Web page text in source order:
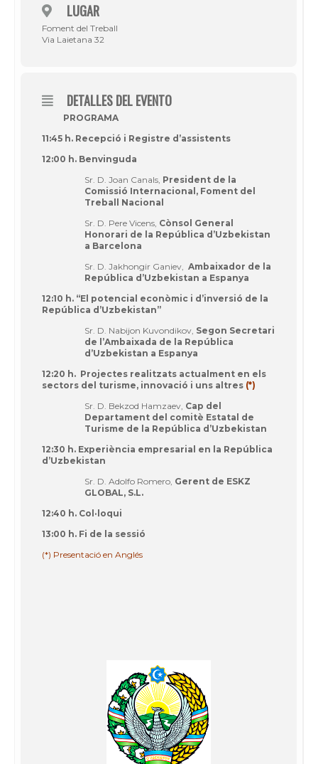
LUGAR
Foment del Treball
Via Laietana 32
DETALLES DEL EVENTO
PROGRAMA
11:45 h. Recepció i Registre d’assistents
12:00 h. Benvinguda
Sr. D. Joan Canals, President de la
Comissió Internacional, Foment del
Treball Nacional
Sr. D. Pere Vicens, Cònsol General
Honorari de la República d’Uzbekistan
a Barcelona
Sr. D. Jakhongir Ganiev, Ambaixador de la
República d’Uzbekistan a Espanya
12:10 h. “El potencial econòmic i d’inversió de la
República d’Uzbekistan”
Sr. D. Nabijon Kuvondikov, Segon Secretari
de l’Ambaixada de la República
d’Uzbekistan a Espanya
12:20 h. Projectes realitzats actualment en els
sectors del turisme, innovació i uns altres (*)
Sr. D. Bekzod Hamzaev, Cap del
Departament del comitè Estatal de
Turisme de la República d’Uzbekistan
12:30 h. Experiència empresarial en la República
d’Uzbekistan
Sr. D. Adolfo Romero, Gerent de ESKZ
GLOBAL, S.L.
12:40 h. Col·loqui
13:00 h. Fi de la sessió
(*) Presentació en Anglés